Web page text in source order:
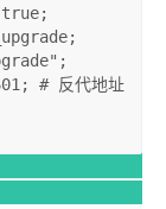
true;
;
;
# 反代地址